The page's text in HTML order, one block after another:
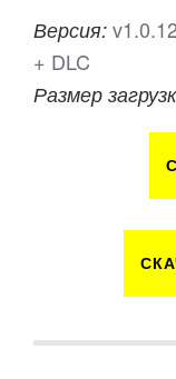
Версия:
+ DLC
Размер